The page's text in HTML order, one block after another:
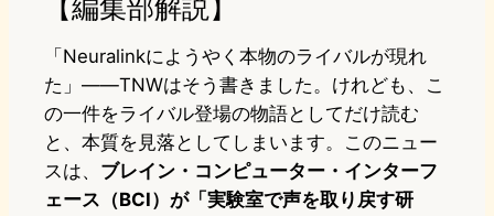
【編集部解説】
「Neuralinkにようやく本物のライバルが現れ
た」——TNWはそう書きました。けれども、こ
の一件をライバル登場の物語としてだけ読む
と、本質を見落としてしまいます。このニュー
スは、 ブレイン・コンピューター・インターフ
ェース（BCI）が「実験室で声を取り戻す研